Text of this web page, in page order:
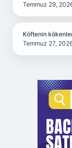
Temmuz 29,
Köftenin
Temmuz 27,